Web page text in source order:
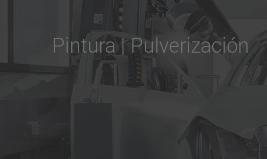
Pintura | Pulverización